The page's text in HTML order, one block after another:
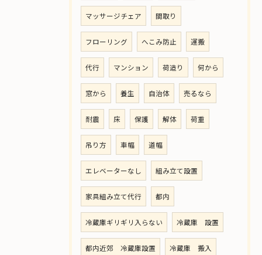
マッサージチェア 間取り
フローリング へこみ防止 運搬
代行 マンション 荷造り 何から
窓から 養生 自治体 売るなら
耐震 床 保護 解体 荷重
吊り方 車幅 道幅
エレベーターなし 組み立て設置
家具組み立て代行 都内
冷蔵庫ギリギリ入らない 冷蔵庫 設置
都内近郊 冷蔵庫設置 冷蔵庫 搬入